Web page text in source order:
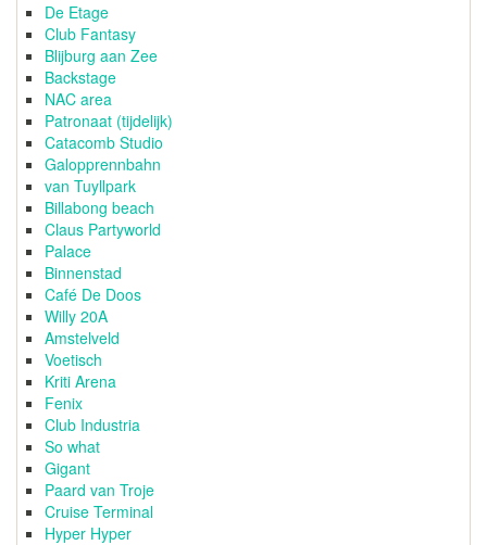
De Etage
Club Fantasy
Blijburg aan Zee
Backstage
NAC area
Patronaat (tijdelijk)
Catacomb Studio
Galopprennbahn
van Tuyllpark
Billabong beach
Claus Partyworld
Palace
Binnenstad
Café De Doos
Willy 20A
Amstelveld
Voetisch
Kriti Arena
Fenix
Club Industria
So what
Gigant
Paard van Troje
Cruise Terminal
Hyper Hyper